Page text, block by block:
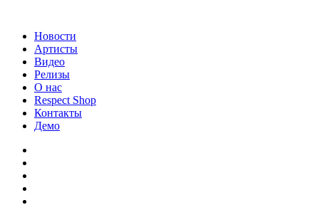
Новости
Артисты
Видео
Релизы
О нас
Respect Shop
Контакты
Демо